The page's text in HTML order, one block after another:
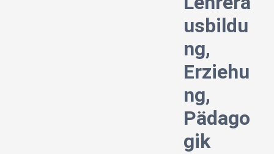
usbildu
ng,
Erziehu
ng,
Pädago
gik